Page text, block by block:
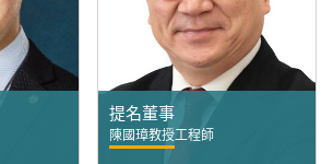
提名董事
陳國璋教授工程師